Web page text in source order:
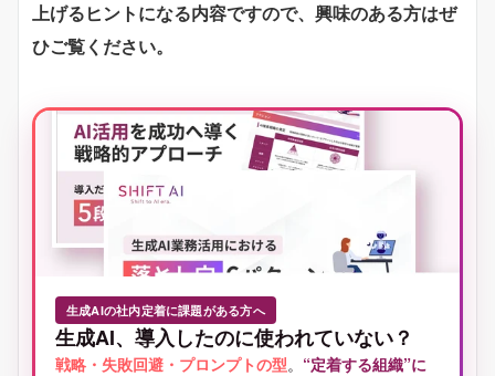
上げるヒントになる内容ですので、興味のある方はぜ
ひご覧ください。
生成AIの社内定着に課題がある方へ
生成AI、導入したのに使われていない？
戦略・失敗回避・プロンプトの型。 “定着する組織”に